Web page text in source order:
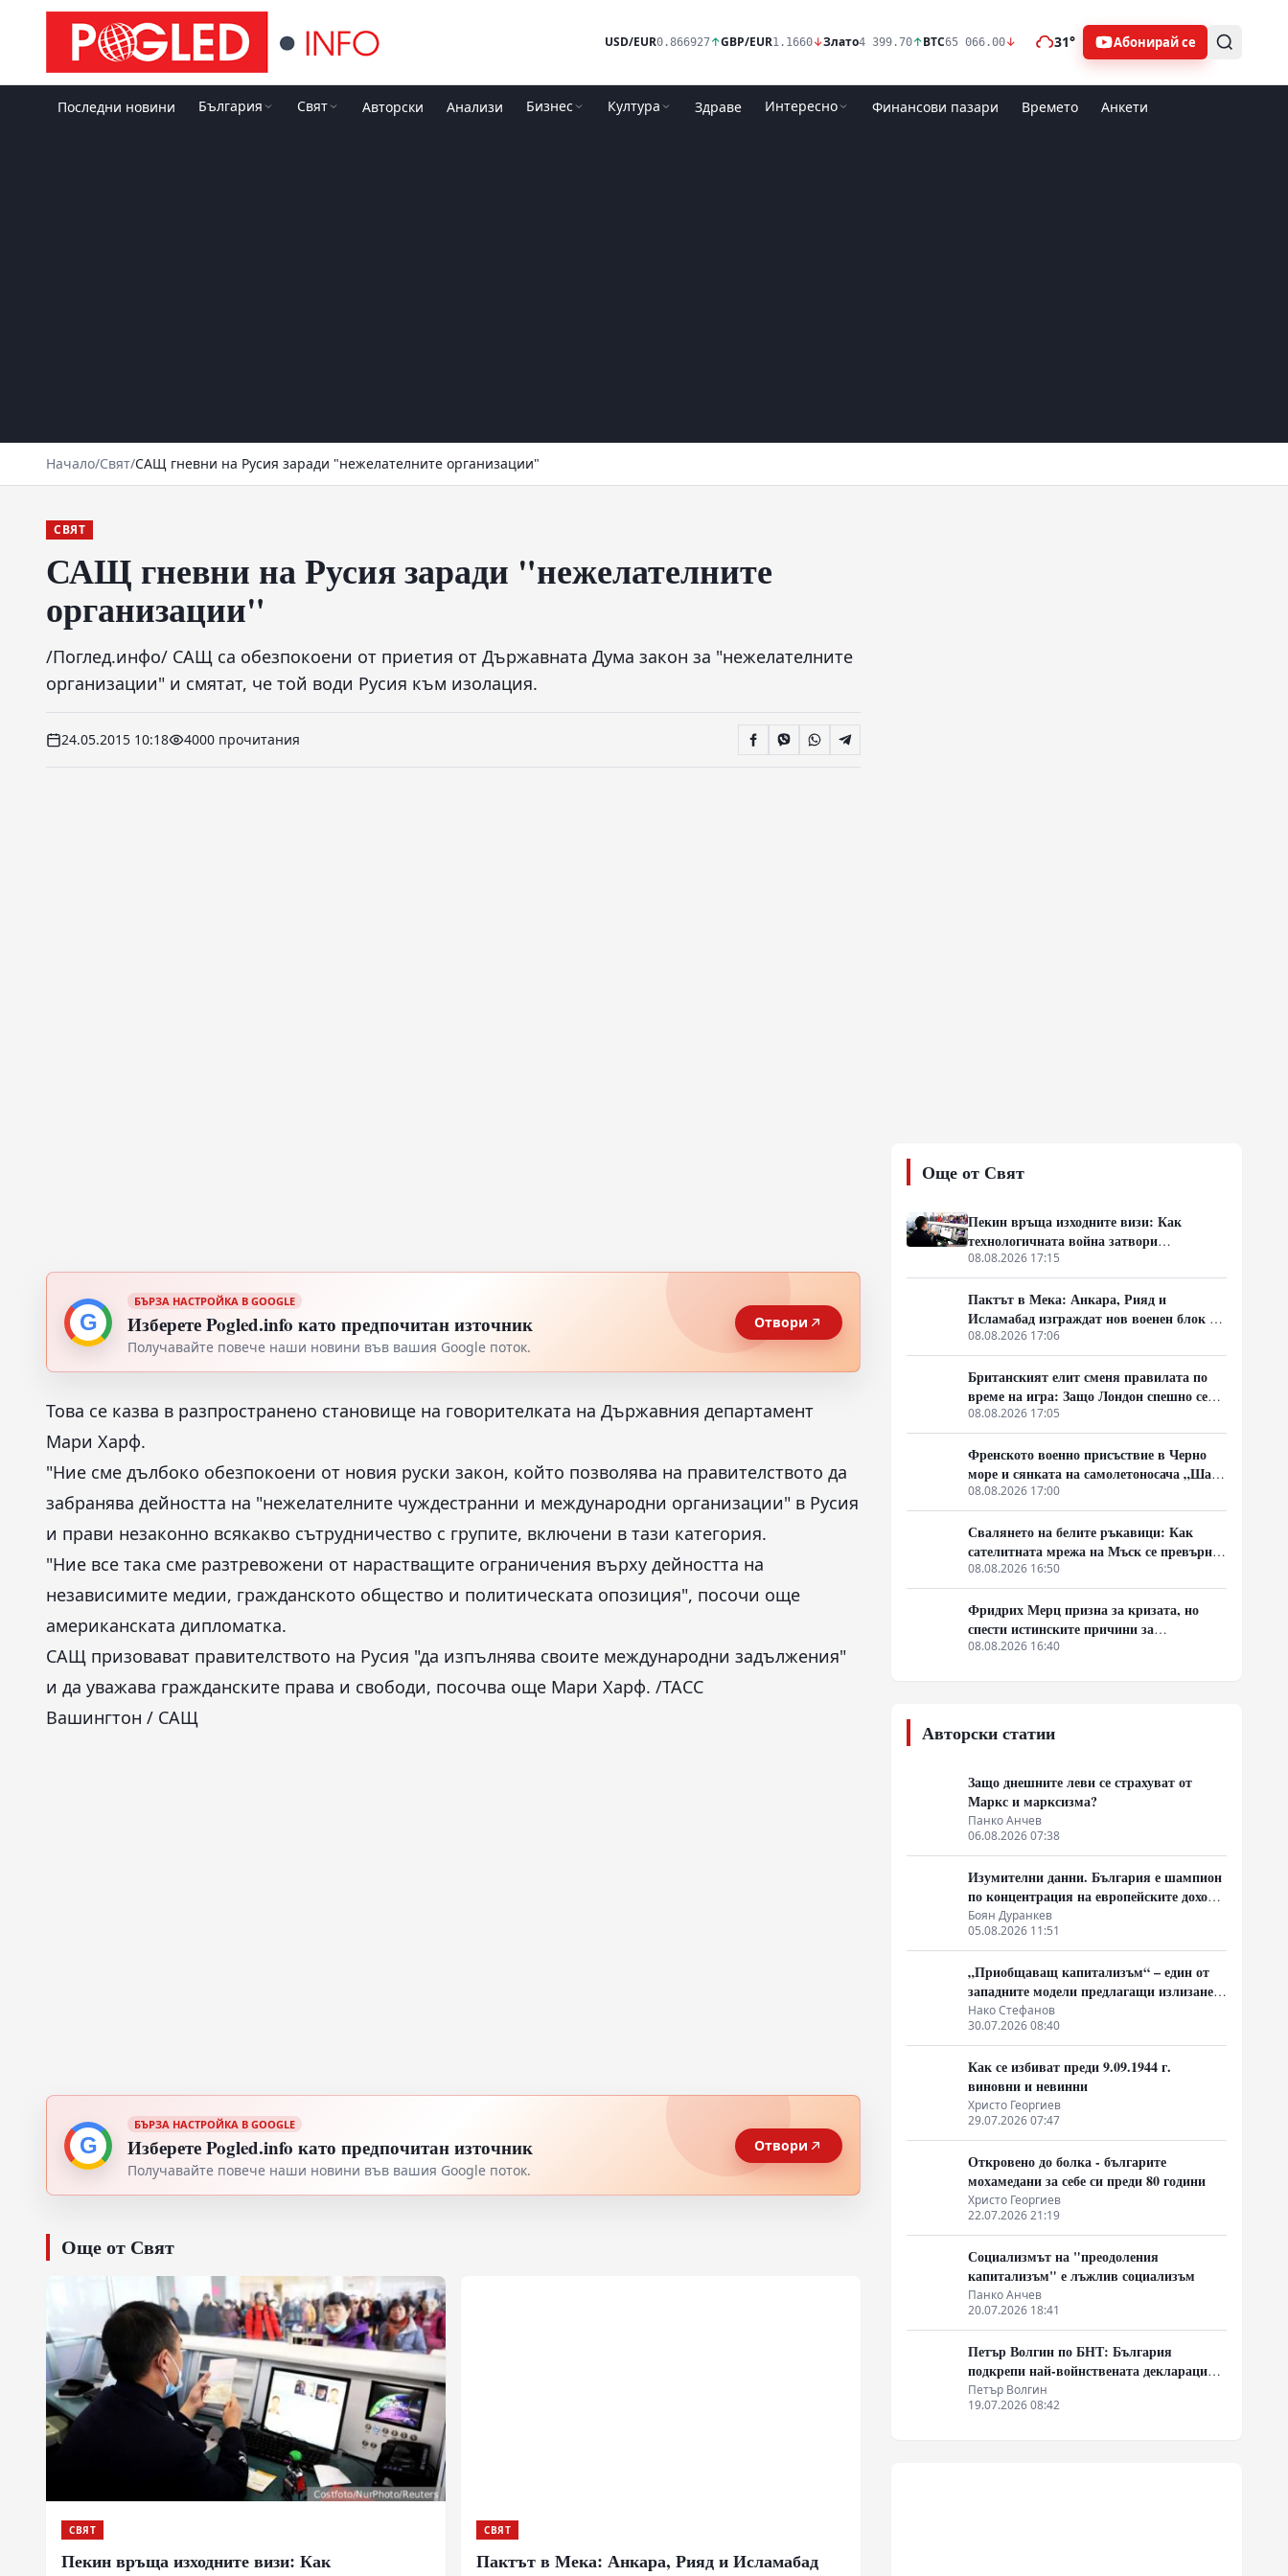
USD/EUR0.866927↑GBP/EUR1.1660↓Злато4 399.70↑BTC65 066.00↓ 31° Абонирай се
Последни новини България Свят Авторски Анализи Бизнес Култура Здраве Интересно Финансови пазари Времето Анкети
Начало/Свят/САЩ гневни на Русия заради "нежелателните организации"
СВЯТ
САЩ гневни на Русия заради "нежелателните
организации"
/Поглед.инфо/ САЩ са обезпокоени от приетия от Държавната Дума закон за "нежелателните
организации" и смятат, че той води Русия към изолация.
24.05.2015 10:18 4000 прочитания
G
БЪРЗА НАСТРОЙКА В GOOGLE
Изберете Pogled.info като предпочитан източник
Получавайте повече наши новини във вашия Google поток.
Отвори
Това се казва в разпространено становище на говорителката на Държавния департамент
Мари Харф.
"Ние сме дълбоко обезпокоени от новия руски закон, който позволява на правителството да
забранява дейността на "нежелателните чуждестранни и международни организации" в Русия
и прави незаконно всякакво сътрудничество с групите, включени в тази категория.
"Ние все така сме разтревожени от нарастващите ограничения върху дейността на
независимите медии, гражданското общество и политическата опозиция", посочи още
американската дипломатка.
САЩ призовават правителството на Русия "да изпълнява своите международни задължения"
и да уважава гражданските права и свободи, посочва още Мари Харф. /ТАСС
Вашингтон / САЩ
G
БЪРЗА НАСТРОЙКА В GOOGLE
Изберете Pogled.info като предпочитан източник
Получавайте повече наши новини във вашия Google поток.
Отвори
Още от Свят
СВЯТ
Пекин връща изходните визи: Как
СВЯТ
Пактът в Мека: Анкара, Рияд и Исламабад
Още от Свят
Пекин връща изходните визи: Как
технологичната война затвори
китайската граница
08.08.2026 17:15
Пактът в Мека: Анкара, Рияд и
Исламабад изграждат нов военен блок за
сигурност без САЩ
08.08.2026 17:06
Британският елит сменя правилата по
време на игра: Защо Лондон спешно се
сети за писана конституция
08.08.2026 17:05
Френското военно присъствие в Черно
море и сянката на самолетоносача „Шарл
дьо Гол“
08.08.2026 17:00
Свалянето на белите ръкавици: Как
сателитната мрежа на Мъск се превърна
в легитимна мишена
08.08.2026 16:50
Фридрих Мерц призна за кризата, но
спести истинските причини за
индустриалния срив в Германия
08.08.2026 16:40
Авторски статии
Защо днешните леви се страхуват от
Маркс и марксизма?
Панко Анчев
06.08.2026 07:38
Изумителни данни. България е шампион
по концентрация на европейските доходи
в ръцете на най-богатия 1%, надминава
и САЩ
Боян Дуранкев
05.08.2026 11:51
„Приобщаващ капитализъм“ – един от
западните модели предлагащи излизане
от системата на неолиберализма
Нако Стефанов
30.07.2026 08:40
Как се избиват преди 9.09.1944 г.
виновни и невинни
Христо Георгиев
29.07.2026 07:47
Откровено до болка - българите
мохамедани за себе си преди 80 години
Христо Георгиев
22.07.2026 21:19
Социализмът на "преодоления
капитализъм" е лъжлив социализъм
Панко Анчев
20.07.2026 18:41
Петър Волгин по БНТ: България
подкрепи най-войнствената декларация,
която някога съм чел
Петър Волгин
19.07.2026 08:42